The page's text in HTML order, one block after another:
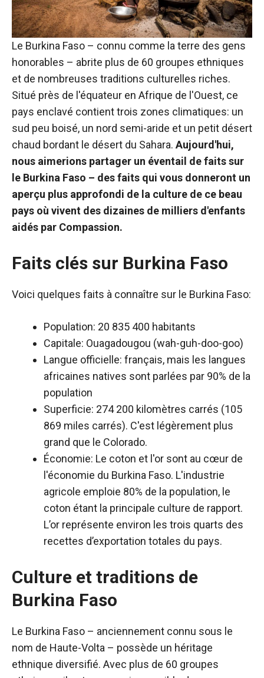
Le Burkina Faso – connu comme la terre des gens
honorables – abrite plus de 60 groupes ethniques
et de nombreuses traditions culturelles riches.
Situé près de l'équateur en Afrique de l'Ouest, ce
pays enclavé contient trois zones climatiques: un
sud peu boisé, un nord semi-aride et un petit désert
chaud bordant le désert du Sahara. Aujourd'hui,
nous aimerions partager un éventail de faits sur
le Burkina Faso – des faits qui vous donneront un
aperçu plus approfondi de la culture de ce beau
pays où vivent des dizaines de milliers d'enfants
aidés par Compassion.
Faits clés sur Burkina Faso
Voici quelques faits à connaître sur le Burkina Faso:
Population: 20 835 400 habitants
Capitale: Ouagadougou (wah-guh-doo-goo)
Langue officielle: français, mais les langues
africaines natives sont parlées par 90% de la
population
Superficie: 274 200 kilomètres carrés (105
869 miles carrés). C'est légèrement plus
grand que le Colorado.
Économie: Le coton et l'or sont au cœur de
l'économie du Burkina Faso. L'industrie
agricole emploie 80% de la population, le
coton étant la principale culture de rapport.
L’or représente environ les trois quarts des
recettes d’exportation totales du pays.
Culture et traditions de
Burkina Faso
Le Burkina Faso – anciennement connu sous le
nom de Haute-Volta – possède un héritage
ethnique diversifié. Avec plus de 60 groupes